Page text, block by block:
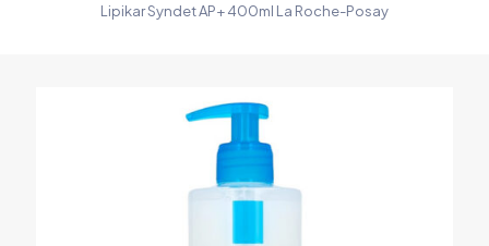
Lipikar Syndet AP+ 400ml La Roche-Posay